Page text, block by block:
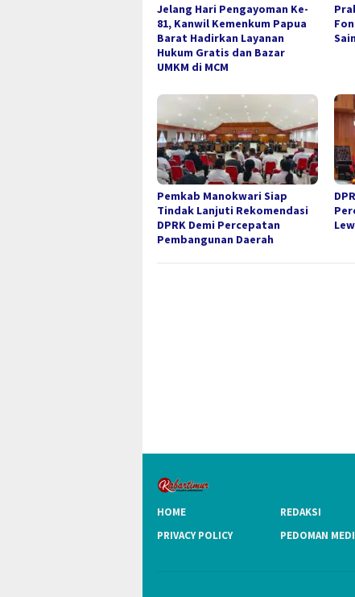
Jelang Hari Pengayoman Ke-
81, Kanwil Kemenkum Papua
Barat Hadirkan Layanan
Hukum Gratis dan Bazar
UMKM di MCM
Pemkab Manokwari Siap
Tindak Lanjuti Rekomendasi
DPRK Demi Percepatan
Pembangunan Daerah
HOME REDAKSI
PRIVACY POLICY
PEDOMAN